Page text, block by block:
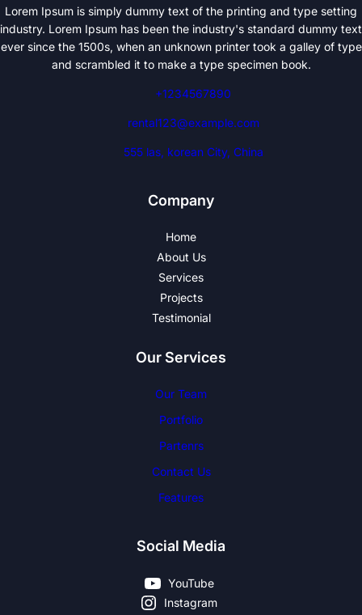
Lorem Ipsum is simply dummy text of the printing and type setting
industry. Lorem Ipsum has been the industry's standard dummy text
ever since the 1500s, when an unknown printer took a galley of type
and scrambled it to make a type specimen book.
+1234567890
rental123@example.com
555 las, korean City, China
Company
Home
About Us
Services
Projects
Testimonial
Our Services
Our Team
Portfolio
Partenrs
Contact Us
Features
Social Media
YouTube
Instagram